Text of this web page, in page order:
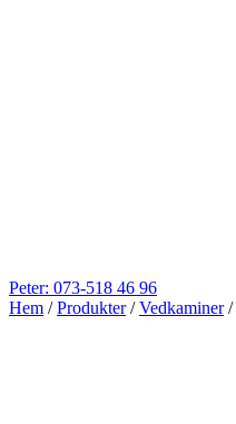
Peter: 073-518 46 96
Hem / Produkter / Vedkaminer /